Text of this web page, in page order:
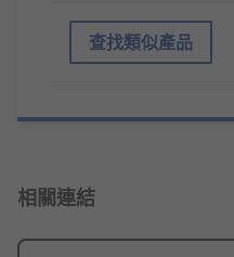
查找類似產品
相關連結